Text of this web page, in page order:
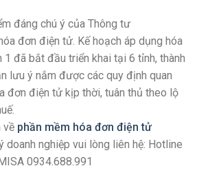
đáng chú ý của Thông tư
đơn điện tử. Kế hoạch áp dụng hóa
đã bắt đầu triển khai tại 6 tỉnh, thành
lưu ý nắm được các quy định quan
đơn điện tử kịp thời, tuân thủ theo lộ
về phần mềm hóa đơn điện tử
doanh nghiệp vui lòng liên hệ: Hotline
0934.688.991